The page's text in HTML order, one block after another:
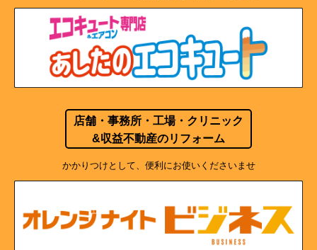
店舗・事務所・工場・クリニック
&収益不動産のリフォーム
かかりつけとして、便利にお使いくださいませ